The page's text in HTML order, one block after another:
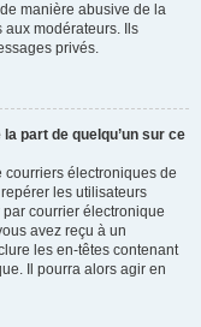
manière abusive de la
aux modérateurs. Ils
privés.
part de quelqu’un sur ce
courriers électroniques de
les utilisateurs
courrier électronique
avez reçu à un
les en-têtes contenant
Il pourra alors agir en